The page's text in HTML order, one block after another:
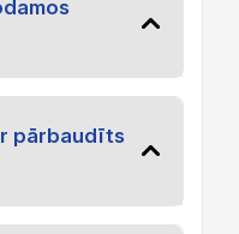
pārbaudīts